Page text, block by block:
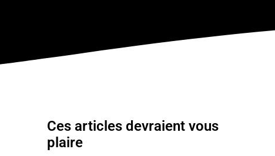
Ces articles devraient vous
plaire